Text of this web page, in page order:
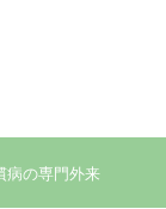
の専門外来